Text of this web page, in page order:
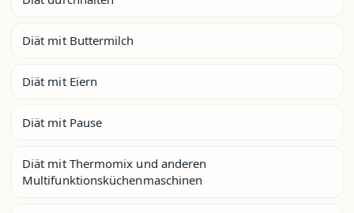
Diät mit Buttermilch
Diät mit Eiern
Diät mit Pause
Diät mit Thermomix und anderen
Multifunktionsküchenmaschinen